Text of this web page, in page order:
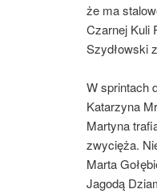
że ma
Czarnej Kuli
Szydłowski
W sprintach
Katarzyna
Martyna
zwycięża.
Marta
Jagodą